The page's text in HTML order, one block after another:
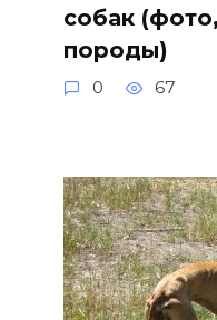
собак
породы)
0 67